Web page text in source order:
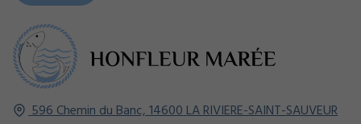
596 Chemin du Banc,14600LA RIVIERE-SAINT-SAUVEUR